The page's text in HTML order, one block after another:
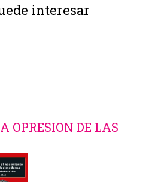
interesar
OPRESION DE LAS